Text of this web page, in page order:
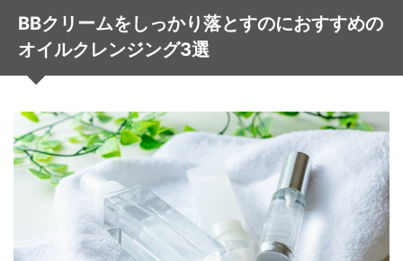
BBクリームをしっかり落とすのにおすすめの
オイルクレンジング3選